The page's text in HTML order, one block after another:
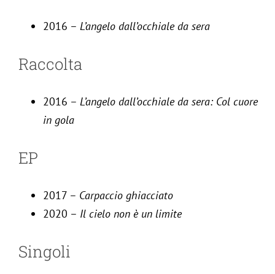
2016 – L’angelo dall’occhiale da sera
Raccolta
2016 – L’angelo dall’occhiale da sera: Col cuore
in gola
EP
2017 – Carpaccio ghiacciato
2020 – Il cielo non è un limite
Singoli